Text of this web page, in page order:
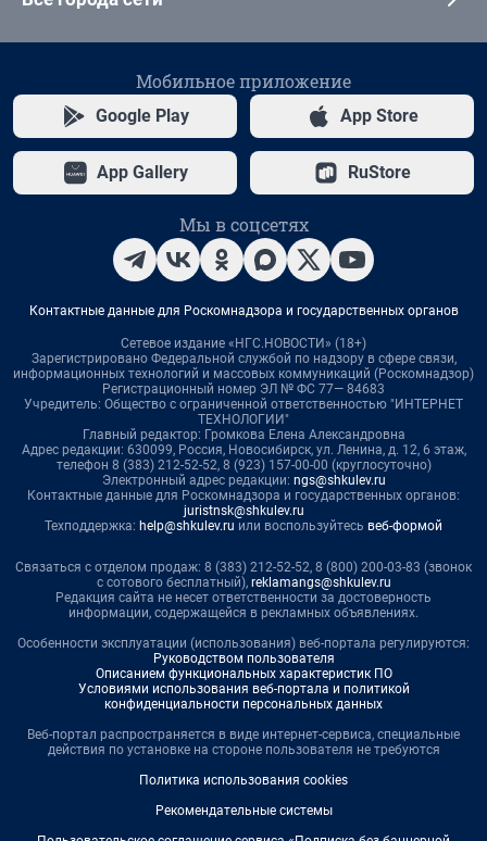
Мобильное приложение
Google Play App Store
App Gallery RuStore
Мы в соцсетях
Контактные данные для Роскомнадзора и государственных органов
Сетевое издание «НГС.НОВОСТИ» (18+)
Зарегистрировано Федеральной службой по надзору в сфере связи,
информационных технологий и массовых коммуникаций (Роскомнадзор)
Регистрационный номер ЭЛ № ФС 77— 84683
Учредитель: Общество с ограниченной ответственностью "ИНТЕРНЕТ
ТЕХНОЛОГИИ"
Главный редактор: Громкова Елена Александровна
Адрес редакции: 630099, Россия, Новосибирск, ул. Ленина, д. 12, 6 этаж,
телефон 8 (383) 212-52-52, 8 (923) 157-00-00 (круглосуточно)
Электронный адрес редакции: ngs@shkulev.ru
Контактные данные для Роскомнадзора и государственных органов:
juristnsk@shkulev.ru
Техподдержка: help@shkulev.ru или воспользуйтесь веб-формой
Связаться с отделом продаж: 8 (383) 212-52-52, 8 (800) 200-03-83 (звонок
с сотового бесплатный), reklamangs@shkulev.ru
Редакция сайта не несет ответственности за достоверность
информации, содержащейся в рекламных объявлениях.
Особенности эксплуатации (использования) веб-портала регулируются:
Руководством пользователя
Описанием функциональных характеристик ПО
Условиями использования веб-портала и политикой
конфиденциальности персональных данных
Веб-портал распространяется в виде интернет-сервиса, специальные
действия по установке на стороне пользователя не требуются
Политика использования cookies
Рекомендательные системы